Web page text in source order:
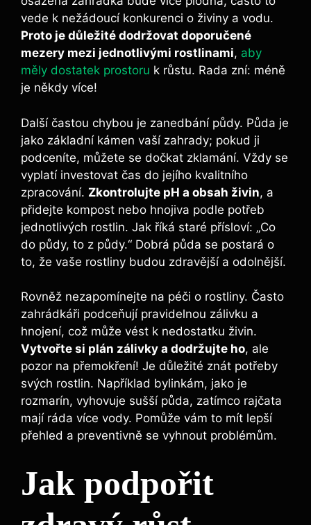
vede k nežádoucí konkurenci o živiny a vodu.
Proto je důležité dodržovat doporučené
mezery mezi jednotlivými rostlinami, aby
měly dostatek prostoru k růstu. Rada zní: méně
je někdy více!
Další častou chybou je zanedbání půdy. Půda je
jako základní kámen vaší zahrady; pokud ji
podceníte, můžete se dočkat zklamání. Vždy se
vyplatí investovat čas do jejího kvalitního
zpracování. Zkontrolujte pH a obsah živin, a
přidejte kompost nebo hnojiva podle potřeb
jednotlivých rostlin. Jak říká staré přísloví: „Co
do půdy, to z půdy.“ Dobrá půda se postará o
to, že vaše rostliny budou zdravější a odolnější.
Rovněž nezapomínejte na péči o rostliny. Často
zahrádkáři podceňují pravidelnou zálivku a
hnojení, což může vést k nedostatku živin.
Vytvořte si plán zálivky a dodržujte ho, ale
pozor na přemokření! Je důležité znát potřeby
svých rostlin. Například bylinkám, jako je
rozmarín, vyhovuje sušší půda, zatímco rajčata
mají ráda více vody. Pomůže vám to mít lepší
přehled a preventivně se vyhnout problémům.
Jak podpořit